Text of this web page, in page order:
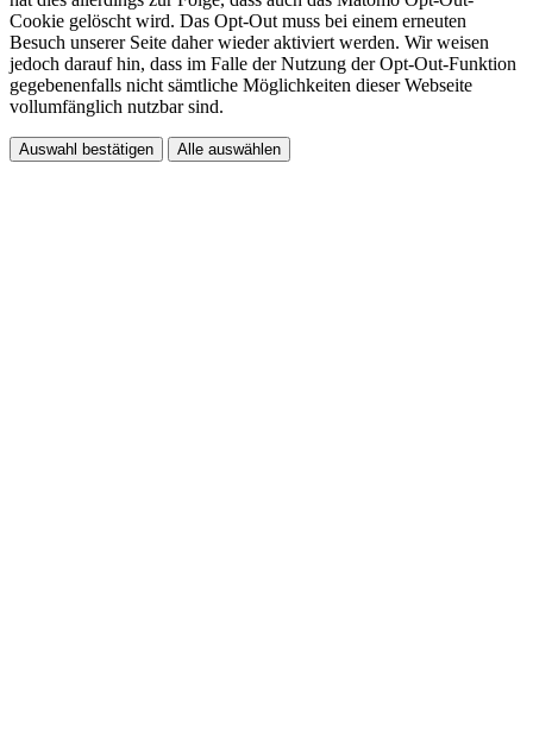
Cookie gelöscht wird. Das Opt-Out muss bei einem erneuten
Besuch unserer Seite daher wieder aktiviert werden. Wir weisen
jedoch darauf hin, dass im Falle der Nutzung der Opt-Out-Funktion
gegebenenfalls nicht sämtliche Möglichkeiten dieser Webseite
vollumfänglich nutzbar sind.
Auswahl bestätigen Alle auswählen